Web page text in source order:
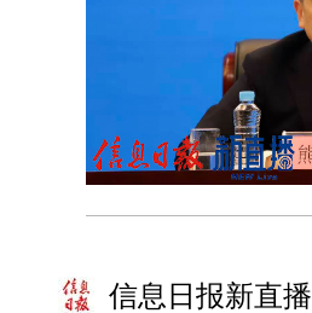
信息日报新直播